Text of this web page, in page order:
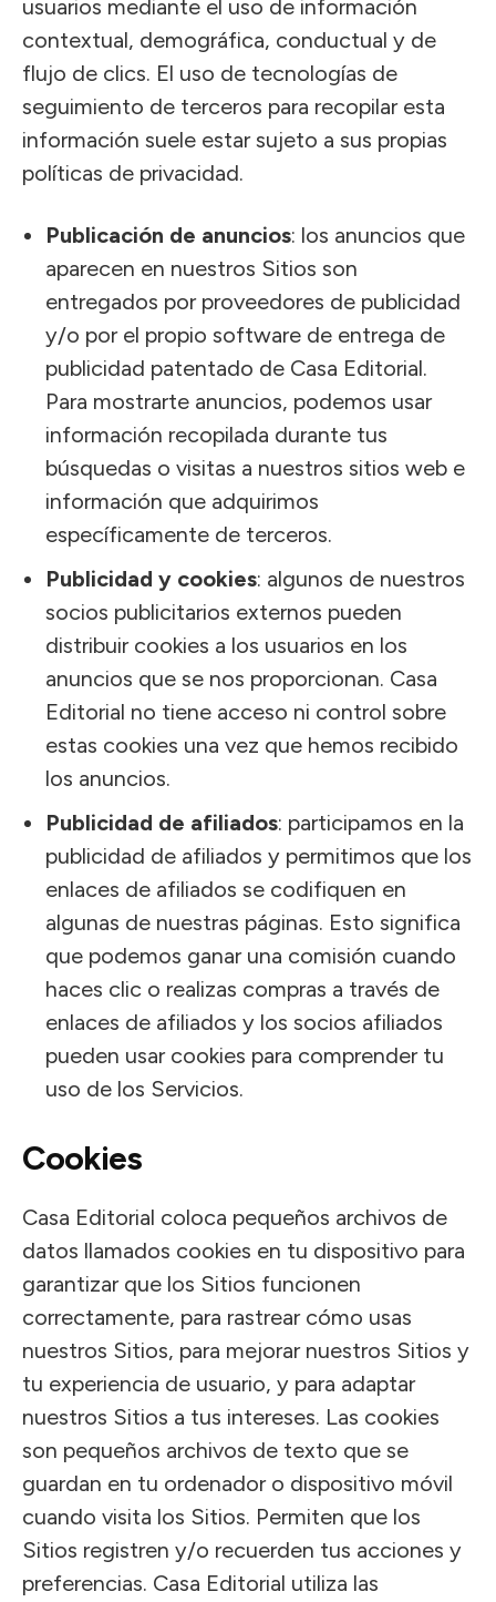
usuarios mediante el uso de información
contextual, demográfica, conductual y de
flujo de clics. El uso de tecnologías de
seguimiento de terceros para recopilar esta
información suele estar sujeto a sus propias
políticas de privacidad.
Publicación de anuncios: los anuncios que
aparecen en nuestros Sitios son
entregados por proveedores de publicidad
y/o por el propio software de entrega de
publicidad patentado de Casa Editorial.
Para mostrarte anuncios, podemos usar
información recopilada durante tus
búsquedas o visitas a nuestros sitios web e
información que adquirimos
específicamente de terceros.
Publicidad y cookies: algunos de nuestros
socios publicitarios externos pueden
distribuir cookies a los usuarios en los
anuncios que se nos proporcionan. Casa
Editorial no tiene acceso ni control sobre
estas cookies una vez que hemos recibido
los anuncios.
Publicidad de afiliados: participamos en la
publicidad de afiliados y permitimos que los
enlaces de afiliados se codifiquen en
algunas de nuestras páginas. Esto significa
que podemos ganar una comisión cuando
haces clic o realizas compras a través de
enlaces de afiliados y los socios afiliados
pueden usar cookies para comprender tu
uso de los Servicios.
Cookies
Casa Editorial coloca pequeños archivos de
datos llamados cookies en tu dispositivo para
garantizar que los Sitios funcionen
correctamente, para rastrear cómo usas
nuestros Sitios, para mejorar nuestros Sitios y
tu experiencia de usuario, y para adaptar
nuestros Sitios a tus intereses. Las cookies
son pequeños archivos de texto que se
guardan en tu ordenador o dispositivo móvil
cuando visita los Sitios. Permiten que los
Sitios registren y/o recuerden tus acciones y
preferencias. Casa Editorial utiliza las